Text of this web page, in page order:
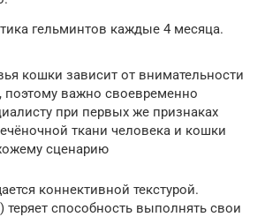
гельминтов каждые 4 месяца.
кошки зависит от внимательности
поэтому важно своевременно
при первых же признаках
ткани человека и кошки
сценарию
коннективной текстурой.
теряет способность выполнять свои